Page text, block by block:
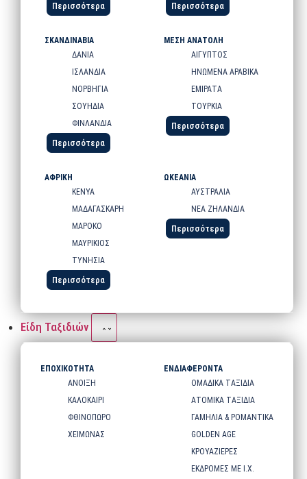
Περισσότερα Περισσότερα
ΣΚΑΝΔΙΝΑΒΙΑ
ΔΑΝΙΑ
ΙΣΛΑΝΔΙΑ
ΝΟΡΒΗΓΙΑ
ΣΟΥΗΔΙΑ
ΦΙΝΛΑΝΔΙΑ
Περισσότερα
ΜΕΣΗ ΑΝΑΤΟΛΗ
ΑΙΓΥΠΤΟΣ
ΗΝΩΜΕΝΑ ΑΡΑΒΙΚΑ
ΕΜΙΡΑΤΑ
ΤΟΥΡΚΙΑ
Περισσότερα
ΑΦΡΙΚΗ
ΚΕΝΥΑ
ΜΑΔΑΓΑΣΚΑΡΗ
ΜΑΡΟΚΟ
ΜΑΥΡΙΚΙΟΣ
ΤΥΝΗΣΙΑ
Περισσότερα
ΩΚΕΑΝΙΑ
ΑΥΣΤΡΑΛΙΑ
ΝΕΑ ΖΗΛΑΝΔΙΑ
Περισσότερα
Είδη Ταξιδιών
ΕΠΟΧΙΚΟΤΗΤΑ
ΑΝΟΙΞΗ
ΚΑΛΟΚΑΙΡΙ
ΦΘΙΝΟΠΩΡΟ
ΧΕΙΜΩΝΑΣ
ΕΝΔΙΑΦΕΡΟΝΤΑ
ΟΜΑΔΙΚΑ ΤΑΞΙΔΙΑ
ΑΤΟΜΙΚΑ ΤΑΞΙΔΙΑ
ΓΑΜΗΛΙΑ & ΡΟΜΑΝΤΙΚΑ
GOLDEN AGE
ΚΡΟΥΑΖΙΕΡΕΣ
ΕΚΔΡΟΜΕΣ ΜΕ Ι.Χ.